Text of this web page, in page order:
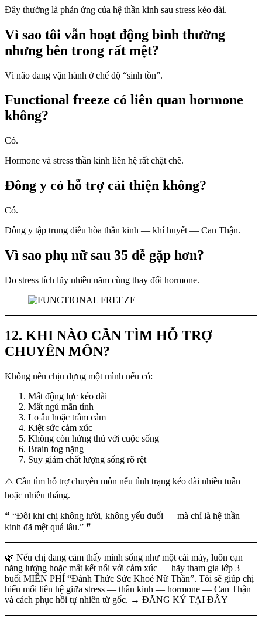
Đây thường là phản ứng của hệ thần kinh sau stress kéo dài.
Vì sao tôi vẫn hoạt động bình thường
nhưng bên trong rất mệt?
Vì não đang vận hành ở chế độ “sinh tồn”.
Functional freeze có liên quan hormone
không?
Có.
Hormone và stress thần kinh liên hệ rất chặt chẽ.
Đông y có hỗ trợ cải thiện không?
Có.
Đông y tập trung điều hòa thần kinh — khí huyết — Can Thận.
Vì sao phụ nữ sau 35 dễ gặp hơn?
Do stress tích lũy nhiều năm cùng thay đổi hormone.
12. KHI NÀO CẦN TÌM HỖ TRỢ
CHUYÊN MÔN?
Không nên chịu đựng một mình nếu có:
Mất động lực kéo dài
Mất ngủ mãn tính
Lo âu hoặc trầm cảm
Kiệt sức cảm xúc
Không còn hứng thú với cuộc sống
Brain fog nặng
Suy giảm chất lượng sống rõ rệt
⚠️ Cần tìm hỗ trợ chuyên môn nếu tình trạng kéo dài nhiều tuần
hoặc nhiều tháng.
❝ “Đôi khi chị không lười, không yếu đuối — mà chỉ là hệ thần
kinh đã mệt quá lâu.” ❞
🌿 Nếu chị đang cảm thấy mình sống như một cái máy, luôn cạn
năng lượng hoặc mất kết nối với cảm xúc — hãy tham gia lớp 3
buổi MIỄN PHÍ “Đánh Thức Sức Khoẻ Nữ Thần”. Tôi sẽ giúp chị
hiểu mối liên hệ giữa stress — thần kinh — hormone — Can Thận
và cách phục hồi tự nhiên từ gốc. → ĐĂNG KÝ TẠI ĐÂY